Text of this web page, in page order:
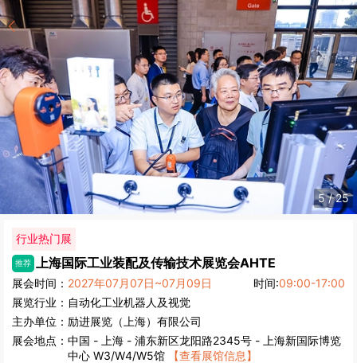
6/25
行业热门展
推荐 上海国际工业装配及传输技术展览会AHTE
展会时间： 2027年07月07日~07月09日 时间:09:00-17:00
展览行业： 自动化工业机器人及视觉
主办单位： 励进展览（上海）有限公司
展会地点： 中国 - 上海 - 浦东新区龙阳路2345号 - 上海新国际博览
中心 W3/W4/W5馆
【查看展馆信息】